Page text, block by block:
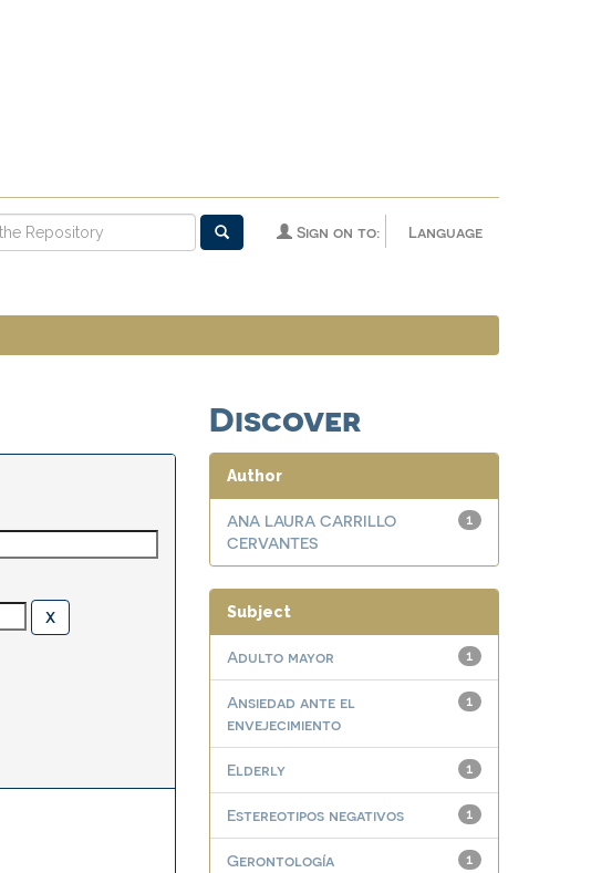
Language
Sign on to:
Discover
Author
1
ANA LAURA CARRILLO
CERVANTES
Subject
1
Adulto mayor
1
Ansiedad ante el
envejecimiento
1
Elderly
1
Estereotipos negativos
1
Gerontología